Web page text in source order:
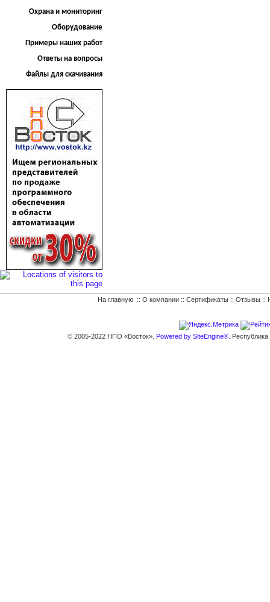
Охрана и мониторинг
Оборудование
Примеры наших работ
Ответы на вопросы
Файлы для скачивания
На главную :: О компании :: Сертификаты :: Отзывы ::
© 2005-2022 НПО «Восток». Powered by SiteEngine®.